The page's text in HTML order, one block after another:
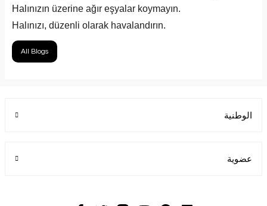
Halınızın üzerine ağır eşyalar koymayın.
Halınızı, düzenli olarak havalandırın.
All Blogs
الوطنية
عضوية